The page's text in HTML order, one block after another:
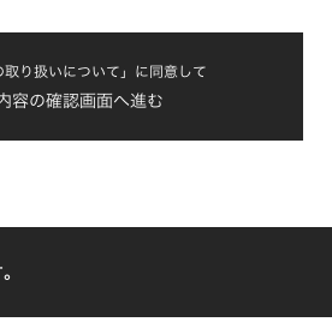
取り扱いについて」に同意して
容の確認画面へ進む